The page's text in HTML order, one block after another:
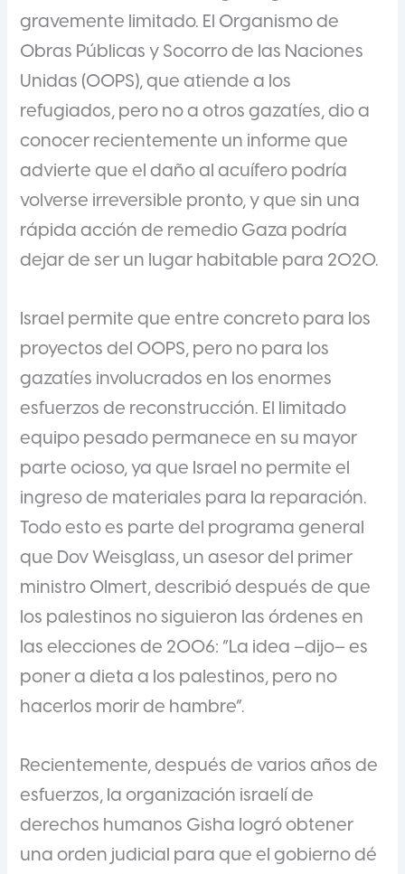
gravemente limitado. El Organismo de
Obras Públicas y Socorro de las Naciones
Unidas (OOPS), que atiende a los
refugiados, pero no a otros gazatíes, dio a
conocer recientemente un informe que
advierte que el daño al acuífero podría
volverse irreversible pronto, y que sin una
rápida acción de remedio Gaza podría
dejar de ser un lugar habitable para 2020.
Israel permite que entre concreto para los
proyectos del OOPS, pero no para los
gazatíes involucrados en los enormes
esfuerzos de reconstrucción. El limitado
equipo pesado permanece en su mayor
parte ocioso, ya que Israel no permite el
ingreso de materiales para la reparación.
Todo esto es parte del programa general
que Dov Weisglass, un asesor del primer
ministro Olmert, describió después de que
los palestinos no siguieron las órdenes en
las elecciones de 2006: “La idea –dijo– es
poner a dieta a los palestinos, pero no
hacerlos morir de hambre”.
Recientemente, después de varios años de
esfuerzos, la organización israelí de
derechos humanos Gisha logró obtener
una orden judicial para que el gobierno dé